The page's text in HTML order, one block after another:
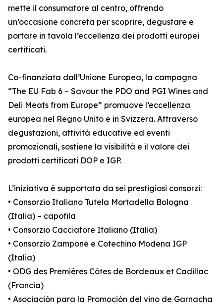
mette il consumatore al centro, offrendo
un’occasione concreta per scoprire, degustare e
portare in tavola l’eccellenza dei prodotti europei
certificati.
Co-finanziata dall’Unione Europea, la campagna
“The EU Fab 6 – Savour the PDO and PGI Wines and
Deli Meats from Europe” promuove l’eccellenza
europea nel Regno Unito e in Svizzera. Attraverso
degustazioni, attività educative ed eventi
promozionali, sostiene la visibilità e il valore dei
prodotti certificati DOP e IGP.
L’iniziativa è supportata da sei prestigiosi consorzi:
• Consorzio Italiano Tutela Mortadella Bologna
(Italia) – capofila
• Consorzio Cacciatore Italiano (Italia)
• Consorzio Zampone e Cotechino Modena IGP
(Italia)
• ODG des Premières Côtes de Bordeaux et Cadillac
(Francia)
• Asociación para la Promoción del vino de Garnacha